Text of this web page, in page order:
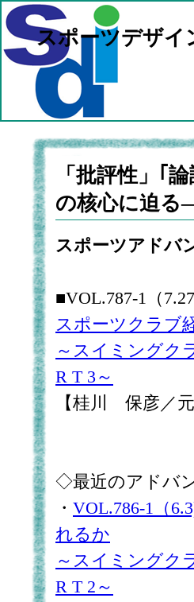
スポーツデザ
「批評性」｢
の核心に迫る
スポーツアドバ
■VOL.787-1（
スポーツクラブ
～スイミングク
R T 3～
【桂川 保彦／
◇最近のアドバ
・ VOL.786-1（
れるか
～スイミングク
R T 2～